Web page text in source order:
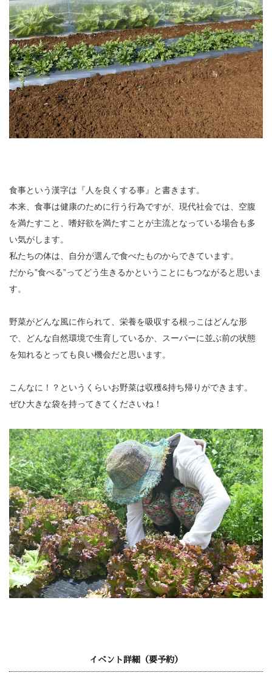
食事という漢字は『人を良くする事』と書きます。
本来、食事は健康のために行う行為ですが、現代社会では、空腹
を満たすこと、嗜好欲を満たすことが主流となっている場合も多
い気がします。
私たちの体は、自分が選んで食べたものからできています。
だから”食べる”ってどう生きるかということにもつながると思いま
す。
野菜がどんな風に作られて、栄養を吸収する根っこはどんな形
で、どんな自然環境で生育しているか、スーパーに並ぶ前の状態
を知れるとっても良い機会だと思います。
こんなに！？というくらいお野菜は収穫&持ち帰りができます。
ぜひ大きな袋を持ってきてくださいね！
イベント詳細（要予約）